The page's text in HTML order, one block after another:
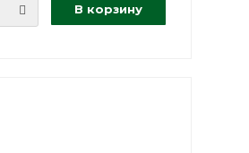
В корзину